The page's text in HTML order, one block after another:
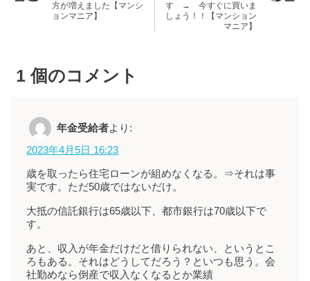
方が増えました【マンシ
ョンマニア】
す → 今すぐに買いま
しょう！！【マンション
マニア】
1 個のコメント
年金受給者より:
2023年4月5日 16:23
歳を取ったら住宅ローンが組めなくなる。⇒それは事
実です。ただ50歳ではないだけ。
大抵の信託銀行は65歳以下、都市銀行は70歳以下で
す。
あと、収入が年金だけだと借りられない、というとこ
ろもある。それはどうしてだろう？といつも思う。会
社勤めなら倒産で収入なくなるとか業績